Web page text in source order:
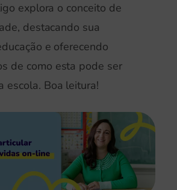
explora o conceito de
destacando sua
e oferecendo
de como esta pode ser
escola. Boa leitura!